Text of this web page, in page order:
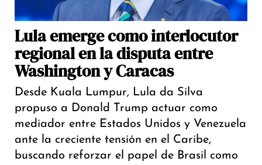
Lula emerge como interlocutor
regional en la disputa entre
Washington y Caracas
Desde Kuala Lumpur, Lula da Silva
propuso a Donald Trump actuar como
mediador entre Estados Unidos y Venezuela
ante la creciente tensión en el Caribe,
buscando reforzar el papel de Brasil como